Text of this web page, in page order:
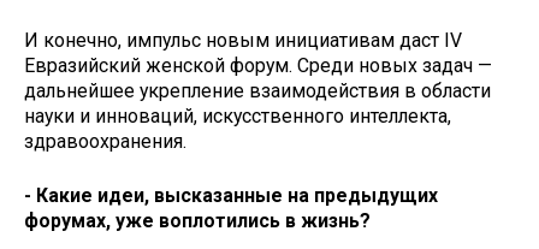
И конечно, импульс новым инициативам даст IV
Евразийский женской форум. Среди новых задач —
дальнейшее укрепление взаимодействия в области
науки и инноваций, искусственного интеллекта,
здравоохранения.
- Какие идеи, высказанные на предыдущих
форумах, уже воплотились в жизнь?